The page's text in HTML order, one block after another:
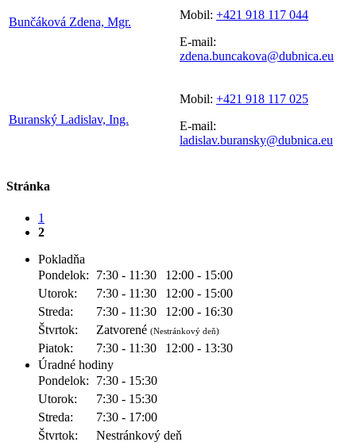
Bunčáková Zdena, Mgr.
Mobil: +421 918 117 044
E-mail:
zdena.buncakova@dubnica.eu
Buranský Ladislav, Ing.
Mobil: +421 918 117 025
E-mail:
ladislav.buransky@dubnica.eu
Stránka
1
2
Pokladňa
Pondelok:
7:30 - 11:30
12:00 - 15:00
Utorok:
7:30 - 11:30
12:00 - 15:00
Streda:
7:30 - 11:30
12:00 - 16:30
Štvrtok:
Zatvorené (Nestránkový deň)
Piatok: 7:30 - 11:30
12:00 - 13:30
Úradné hodiny
Pondelok:
7:30 - 15:30
Utorok:
7:30 - 15:30
Streda:
7:30 - 17:00
Štvrtok:
Nestránkový deň